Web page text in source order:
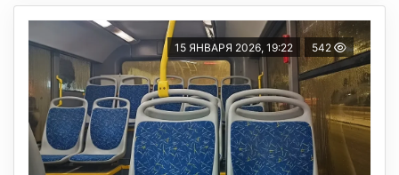
15 ЯНВАРЯ 2026, 19:22 542